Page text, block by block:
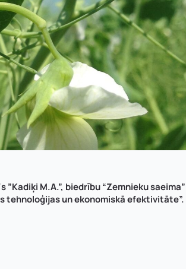
M.A.”, biedrību “Zemnieku saeima”
tehnoloģijas un ekonomiskā efektivitāte”.